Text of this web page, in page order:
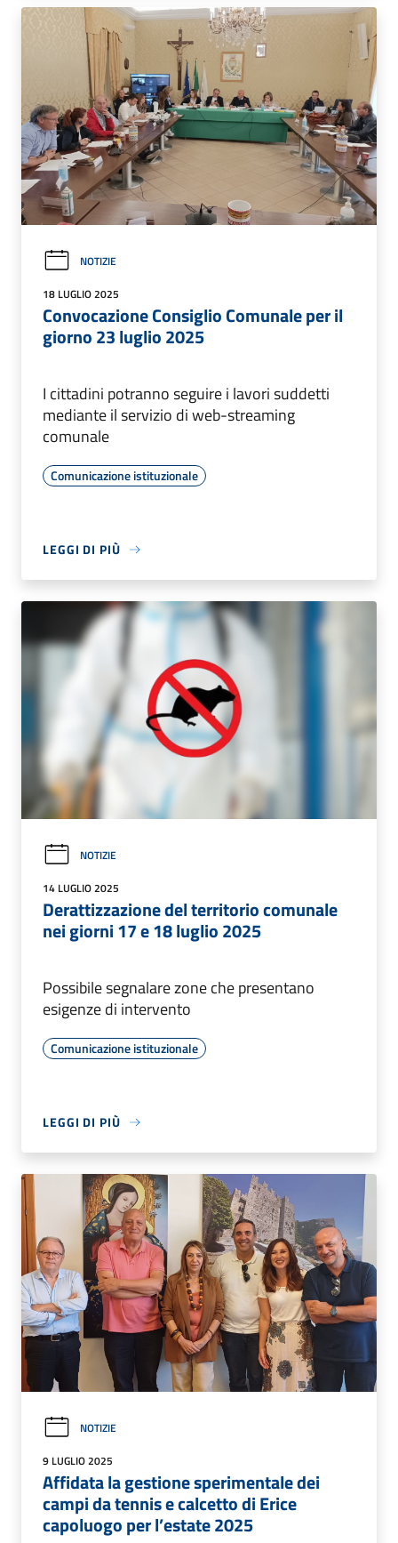
NOTIZIE
18 LUGLIO 2025
Convocazione Consiglio Comunale per il
giorno 23 luglio 2025
I cittadini potranno seguire i lavori suddetti
mediante il servizio di web-streaming
comunale
Comunicazione istituzionale
LEGGI DI PIÙ
NOTIZIE
14 LUGLIO 2025
Derattizzazione del territorio comunale
nei giorni 17 e 18 luglio 2025
Possibile segnalare zone che presentano
esigenze di intervento
Comunicazione istituzionale
LEGGI DI PIÙ
NOTIZIE
9 LUGLIO 2025
Affidata la gestione sperimentale dei
campi da tennis e calcetto di Erice
capoluogo per l’estate 2025